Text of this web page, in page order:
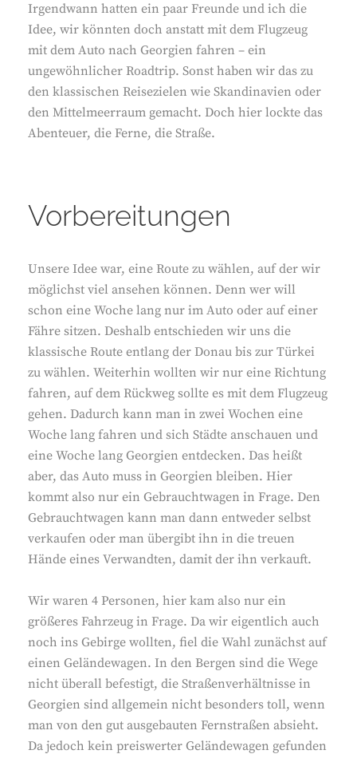
Irgendwann hatten ein paar Freunde und ich die
Idee, wir könnten doch anstatt mit dem Flugzeug
mit dem Auto nach Georgien fahren – ein
ungewöhnlicher Roadtrip. Sonst haben wir das zu
den klassischen Reisezielen wie Skandinavien oder
den Mittelmeerraum gemacht. Doch hier lockte das
Abenteuer, die Ferne, die Straße.
Vorbereitungen
Unsere Idee war, eine Route zu wählen, auf der wir
möglichst viel ansehen können. Denn wer will
schon eine Woche lang nur im Auto oder auf einer
Fähre sitzen. Deshalb entschieden wir uns die
klassische Route entlang der Donau bis zur Türkei
zu wählen. Weiterhin wollten wir nur eine Richtung
fahren, auf dem Rückweg sollte es mit dem Flugzeug
gehen. Dadurch kann man in zwei Wochen eine
Woche lang fahren und sich Städte anschauen und
eine Woche lang Georgien entdecken. Das heißt
aber, das Auto muss in Georgien bleiben. Hier
kommt also nur ein Gebrauchtwagen in Frage. Den
Gebrauchtwagen kann man dann entweder selbst
verkaufen oder man übergibt ihn in die treuen
Hände eines Verwandten, damit der ihn verkauft.
Wir waren 4 Personen, hier kam also nur ein
größeres Fahrzeug in Frage. Da wir eigentlich auch
noch ins Gebirge wollten, fiel die Wahl zunächst auf
einen Geländewagen. In den Bergen sind die Wege
nicht überall befestigt, die Straßenverhältnisse in
Georgien sind allgemein nicht besonders toll, wenn
man von den gut ausgebauten Fernstraßen absieht.
Da jedoch kein preiswerter Geländewagen gefunden